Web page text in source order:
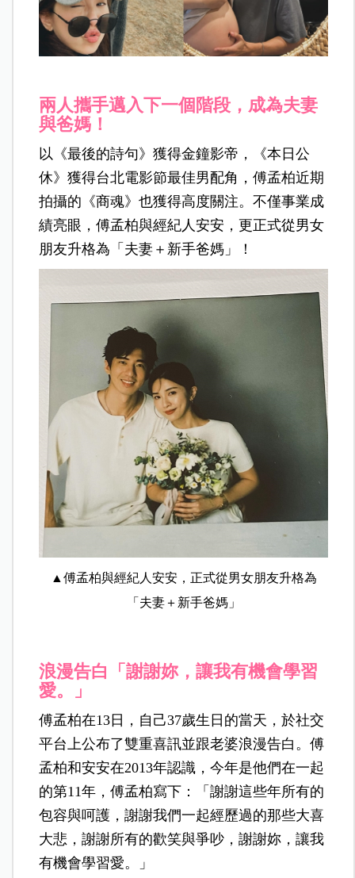
兩人攜手邁入下一個階段，成為夫妻
與爸媽！
以《最後的詩句》獲得金鐘影帝，《本日公
休》獲得台北電影節最佳男配角，傅孟柏近期
拍攝的《商魂》也獲得高度關注。不僅事業成
績亮眼，傅孟柏與經紀人安安，更正式從男女
朋友升格為「夫妻＋新手爸媽」！
▲傅孟柏與經紀人安安，正式從男女朋友升格為
「夫妻＋新手爸媽」
浪漫告白「謝謝妳，讓我有機會學習
愛。」
傅孟柏在13日，自己37歲生日的當天，於社交
平台上公布了雙重喜訊並跟老婆浪漫告白。傅
孟柏和安安在2013年認識，今年是他們在一起
的第11年，傅孟柏寫下：「謝謝這些年所有的
包容與呵護，謝謝我們一起經歷過的那些大喜
大悲，謝謝所有的歡笑與爭吵，謝謝妳，讓我
有機會學習愛。」